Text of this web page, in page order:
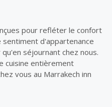
pour refléter le confort
d'appartenance
séjournant chez nous.
cuisine entièrement
vous au Marrakech inn